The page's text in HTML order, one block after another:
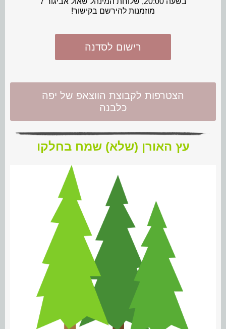
מוזמנות להירשם בקישור!
רישום לסדנה
הצטרפות לקבוצת הווצאפ של יפה
כלבנה
עץ האורן (שלא) שמח בחלקו